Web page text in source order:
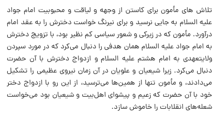
تلاش‌ هاى مأمون براى کاستن از وجهه و لیاقت و محبوبیت امام جواد
علیه السلام به جایى نرسید و براى نیرنگ خواست دخترش را به عقد امام
درآورد. مأمون که در زیرکى و شعور سیاسى کم نظیر بود، با تزویج دخترش
به امام جواد علیه السلام همان هدفى را دنبال مى‌کرد که در مورد سپردن
ولایتعهدى به امام هشتم علیه السلام و ازدواج دخترش با آن حضرت
دنبال مى‌کرد. زیرا شیعیان و علویان در آن زمان نیروى عظیمى را تشکیل
مى‌دادند، و مأمون تنها از همین‌ها مى‌ترسید، از این رو با ازدواج دختر
خود با آن حضرت که زعیم و پیشواى اهل‌بیت و شیعیان بود مى‌خواست
شعله‌هاى انقلابات را خاموش سازد.